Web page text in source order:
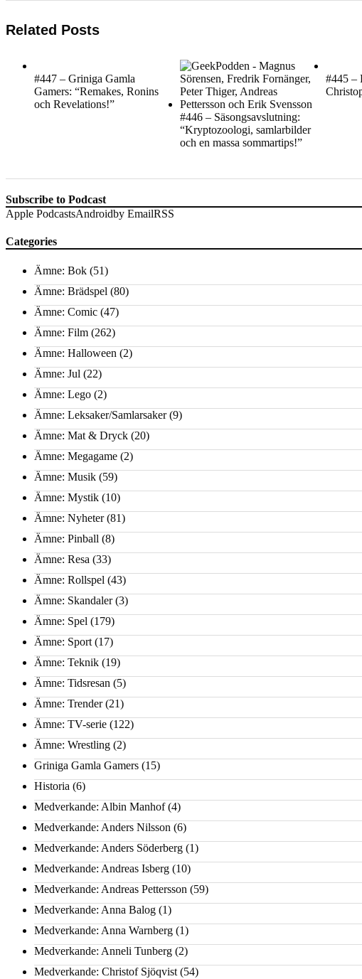
Related Posts
#447 – Griniga Gamla
Gamers: “Remakes, Ronins
och Revelations!”
#446 – Säsongsavslutning:
“Kryptozoologi, samlarbilder
och en massa sommartips!”
#445 –
Subscribe to Podcast
Apple PodcastsAndroidby EmailRSS
Categories
Ämne: Bok (51)
Ämne: Brädspel (80)
Ämne: Comic (47)
Ämne: Film (262)
Ämne: Halloween (2)
Ämne: Jul (22)
Ämne: Lego (2)
Ämne: Leksaker/Samlarsaker(9)
Ämne: Mat & Dryck (20)
Ämne: Megagame (2)
Ämne: Musik (59)
Ämne: Mystik (10)
Ämne: Nyheter(81)
Ämne: Pinball (8)
Ämne: Resa (33)
Ämne: Rollspel (43)
Ämne: Skandaler(3)
Ämne: Spel (179)
Ämne: Sport (17)
Ämne: Teknik (19)
Ämne: Tidsresan (5)
Ämne: Trender(21)
Ämne: TV-serie (122)
Ämne: Wrestling (2)
Griniga Gamla Gamers (15)
Historia (6)
Medverkande: Albin Manhof(4)
Medverkande: Anders Nilsson (6)
Medverkande: Anders Söderberg (1)
Medverkande: Andreas Isberg (10)
Medverkande: Andreas Pettersson (59)
Medverkande: Anna Balog (1)
Medverkande: Anna Warnberg (1)
Medverkande: Anneli Tunberg (2)
Medverkande: Christof Sjöqvist (54)